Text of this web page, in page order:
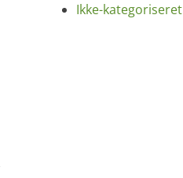
Ikke-kategoriseret